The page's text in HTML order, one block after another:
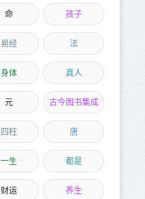
命 孩子
易经 法
身体 真人
元 古今图书集成
四柱 唐
一生 都是
财运 养生